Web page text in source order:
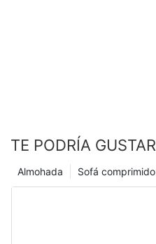
TE PODRÍA GUSTAR
Sofá comprimido
Almohada